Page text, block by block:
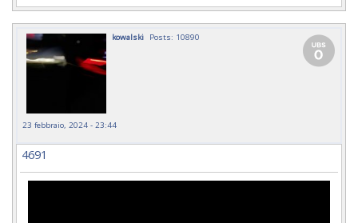
kowalski Posts: 10890
23 febbraio, 2024 - 23:44
4691